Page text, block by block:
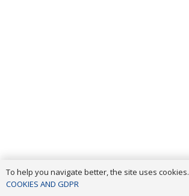
To help you navigate better, the site uses cookies.
COOKIES AND GDPR